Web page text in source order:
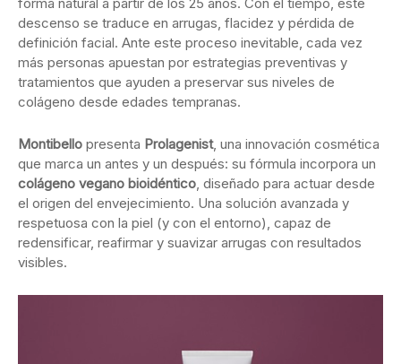
forma natural a partir de los 25 años. Con el tiempo, este
descenso se traduce en arrugas, flacidez y pérdida de
definición facial. Ante este proceso inevitable, cada vez
más personas apuestan por estrategias preventivas y
tratamientos que ayuden a preservar sus niveles de
colágeno desde edades tempranas.
Montibello presenta Prolagenist, una innovación cosmética
que marca un antes y un después: su fórmula incorpora un
colágeno vegano bioidéntico, diseñado para actuar desde
el origen del envejecimiento. Una solución avanzada y
respetuosa con la piel (y con el entorno), capaz de
redensificar, reafirmar y suavizar arrugas con resultados
visibles.